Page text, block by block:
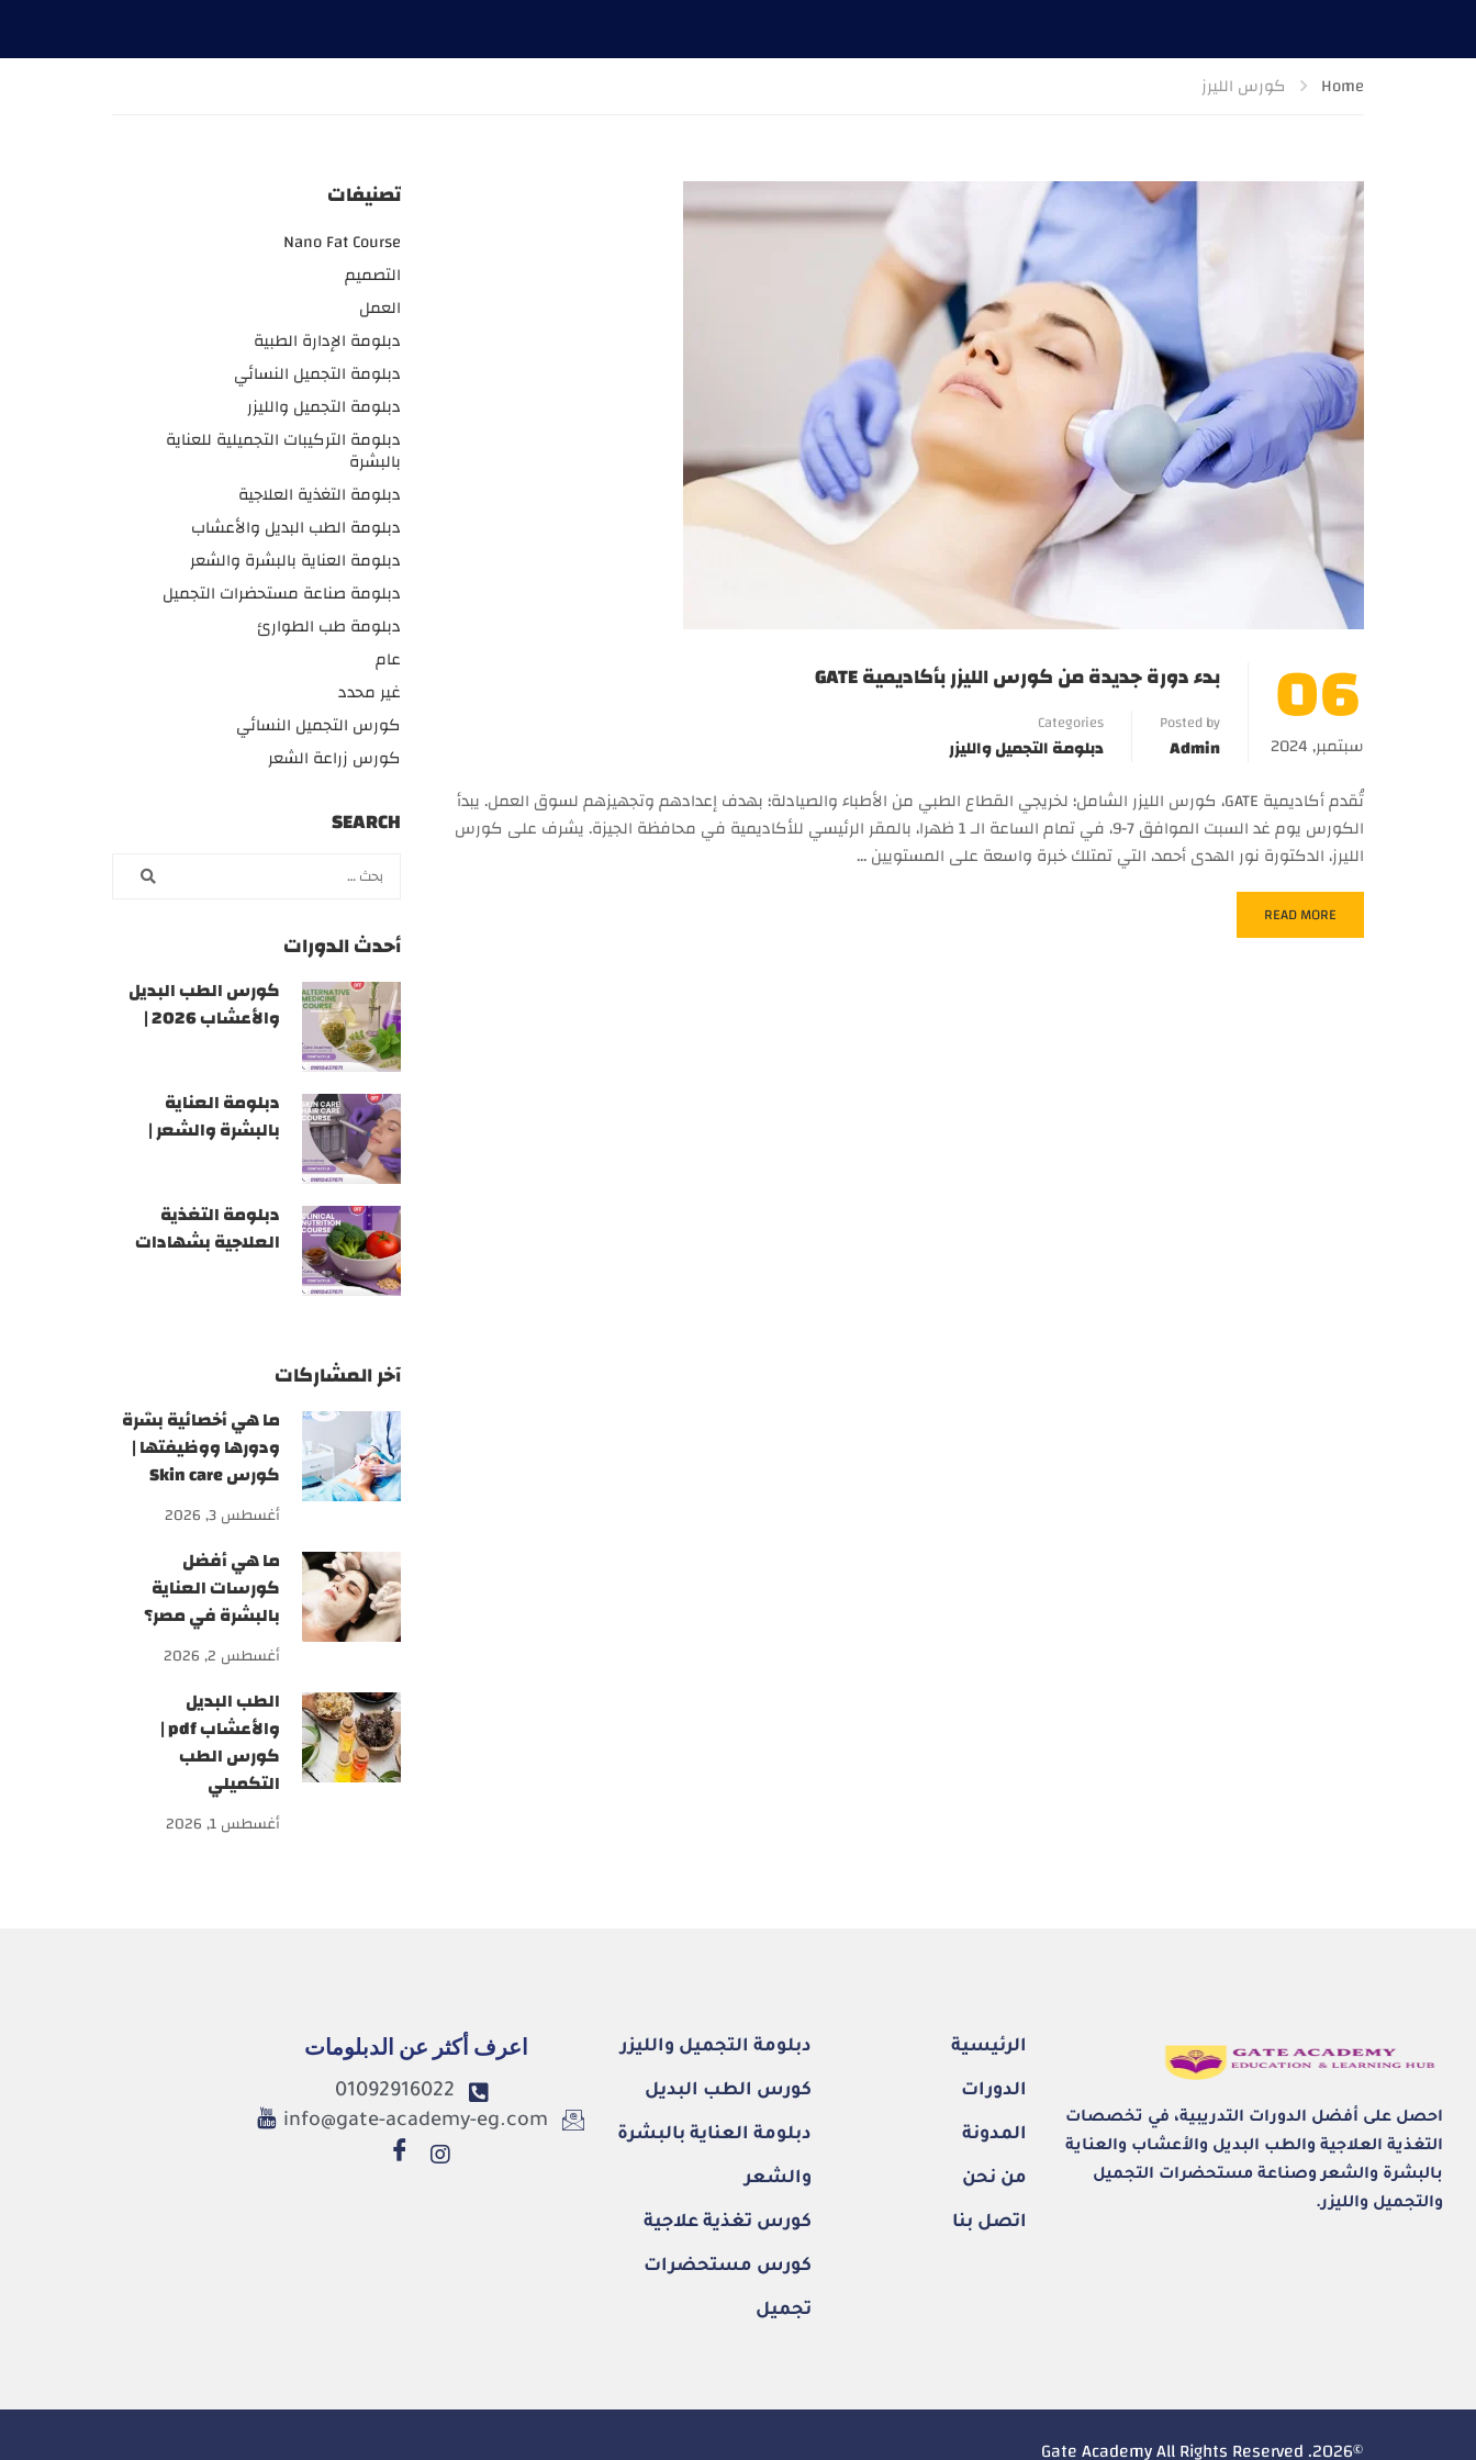
Home كورس الليرز
06
سبتمبر, 2024
بدء دورة جديدة من كورس الليزر بأكاديمية GATE
Posted by
Admin
Categories
دبلومة التجميل والليزر
تُقدم أكاديمية GATE، كورس الليزر الشامل؛ لخريجي القطاع الطبي من الأطباء والصيادلة؛ بهدف إعدادهم وتجهيزهم لسوق العمل. يبدأ
الكورس يوم غد السبت الموافق 7-9، في تمام الساعة الـ 1 ظهرا، بالمقر الرئيسي للأكاديمية في محافظة الجيزة. يشرف على كورس
الليرز، الدكتورة نور الهدى أحمد، التي تمتلك خبرة واسعة على المستويين …
READ MORE
تصنيفات
Nano Fat Course
التصميم
العمل
دبلومة الإدارة الطبية
دبلومة التجميل النسائي
دبلومة التجميل والليزر
دبلومة التركيبات التجميلية للعناية
بالبشرة
دبلومة التغذية العلاجية
دبلومة الطب البديل والأعشاب
دبلومة العناية بالبشرة والشعر
دبلومة صناعة مستحضرات التجميل
دبلومة طب الطوارئ
عام
غير محدد
كورس التجميل النسائي
كورس زراعة الشعر
SEARCH
أحدث الدورات
كورس الطب البديل
والأعشاب 2026 |
دبلومة العناية
بالبشرة والشعر |
دبلومة التغذية
العلاجية بشهادات
آخر المشاركات
ما هي أخصائية بشرة
ودورها ووظيفتها |
كورس Skin care
أغسطس 3, 2026
ما هي أفضل
كورسات العناية
بالبشرة في مصر؟
أغسطس 2, 2026
الطب البديل
والأعشاب pdf |
كورس الطب
التكميلي
أغسطس 1, 2026
احصل على أفضل الدورات التدريبية، في تخصصات
التغذية العلاجية والطب البديل والأعشاب والعناية
بالبشرة والشعر وصناعة مستحضرات التجميل
والتجميل والليزر.
الرئيسية
الدورات
المدونة
من نحن
اتصل بنا
دبلومة التجميل والليزر
كورس الطب البديل
دبلومة العناية بالبشرة
والشعر
كورس تغذية علاجية
كورس مستحضرات
تجميل
اعرف أكثر عن الدبلومات
01092916022
info@gate-academy-eg.com
©2026. Gate Academy All Rights Reserved